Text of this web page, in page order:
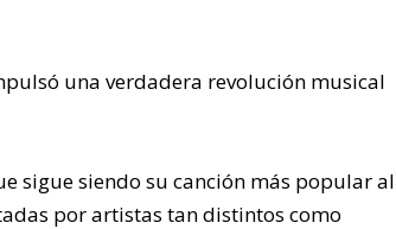
una verdadera revolución musical
sigue siendo su canción más popular al
por artistas tan distintos como